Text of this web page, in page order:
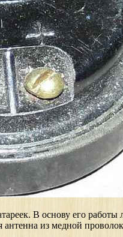
В основу его
антенна из медной